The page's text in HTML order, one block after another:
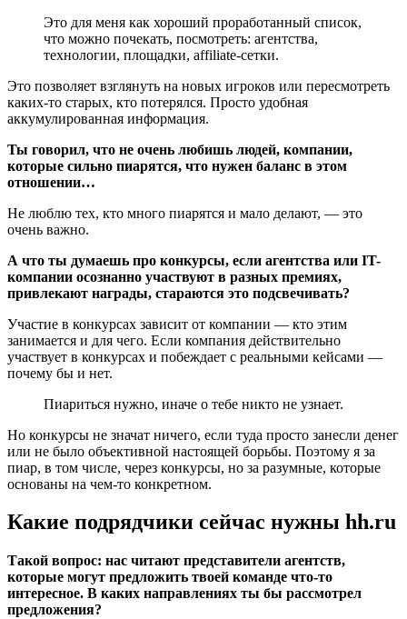
Это для меня как хороший проработанный список,
что можно почекать, посмотреть: агентства,
технологии, площадки, affiliate-сетки.
Это позволяет взглянуть на новых игроков или пересмотреть
каких-то старых, кто потерялся. Просто удобная
аккумулированная информация.
Ты говорил, что не очень любишь людей, компании,
которые сильно пиарятся, что нужен баланс в этом
отношении…
Не люблю тех, кто много пиарятся и мало делают, — это
очень важно.
А что ты думаешь про конкурсы, если агентства или IT-
компании осознанно участвуют в разных премиях,
привлекают награды, стараются это подсвечивать?
Участие в конкурсах зависит от компании — кто этим
занимается и для чего. Если компания действительно
участвует в конкурсах и побеждает с реальными кейсами —
почему бы и нет.
Пиариться нужно, иначе о тебе никто не узнает.
Но конкурсы не значат ничего, если туда просто занесли денег
или не было объективной настоящей борьбы. Поэтому я за
пиар, в том числе, через конкурсы, но за разумные, которые
основаны на чем-то конкретном.
Какие подрядчики сейчас нужны hh.ru
Такой вопрос: нас читают представители агентств,
которые могут предложить твоей команде что-то
интересное. В каких направлениях ты бы рассмотрел
предложения?